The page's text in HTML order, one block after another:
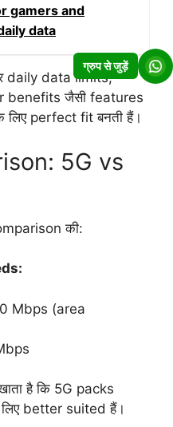
gamers and
data
daily data limits,
benefits जैसी features
लिए perfect fit बनती हैं।
5G vs
की:
Mbps (area
है कि 5G packs
better suited हैं।
ग्रुप से जुड़ें